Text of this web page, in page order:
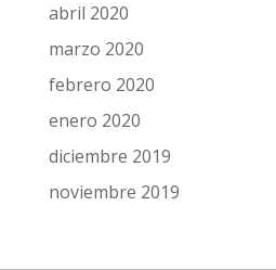
abril 2020
marzo 2020
febrero 2020
enero 2020
diciembre 2019
noviembre 2019